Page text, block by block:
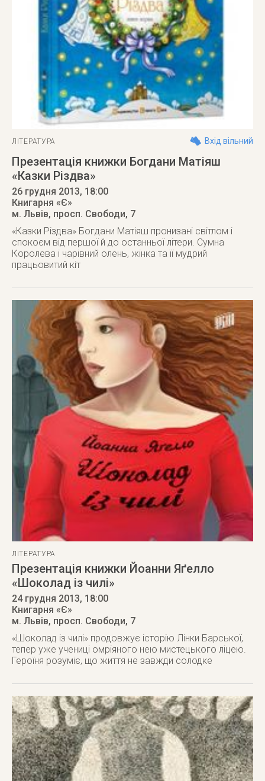
ЛІТЕРАТУРА Вхід вільний
Презентація книжки Богдани Матіяш
«Казки Різдва»
26 грудня 2013, 18:00
Книгарня «Є»
м. Львів, просп. Свободи, 7
«Казки Різдва» Богдани Матіяш пронизані світлом і
спокоєм від першої й до останньої літери. Сумна
Королева і чарівний олень, жінка та її мудрий
працьовитий кіт
ЛІТЕРАТУРА
Презентація книжки Йоанни Яґелло
«Шоколад із чилі»
24 грудня 2013, 18:00
Книгарня «Є»
м. Львів, просп. Свободи, 7
«Шоколад із чилі» продовжує історію Лінки Барської,
тепер уже учениці омріяного нею мистецького ліцею.
Героїня розуміє, що життя не завжди солодке